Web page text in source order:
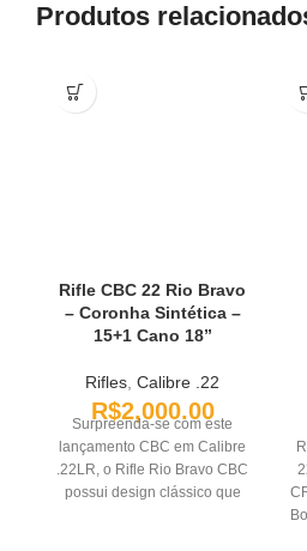
Produtos
Rifle CBC 22 Rio Bravo
– Coronha Sintética –
15+1 Cano 18”
Rifles, Calibre .22
R$2,000.00
Surpreenda-se com este
lançamento CBC em Calibre
.22LR, o Rifle Rio Bravo CBC
possui design clássico que